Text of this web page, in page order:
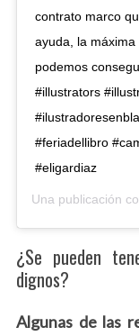
contrato marco
ayuda, la
podemos
#illustrators
#feriadellibro
#eligardiaz
Una publicación
¿Se pueden
dignos?
Algunas de las
S
e
r
c
f